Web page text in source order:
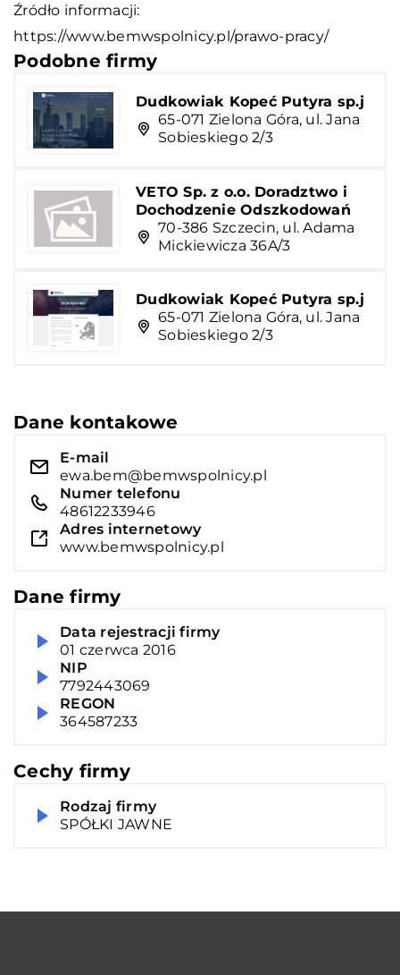
Źródło informacji:
https://www.bemwspolnicy.pl/prawo-pracy/
Podobne firmy
Dudkowiak Kopeć Putyra sp.j
65-071 Zielona Góra, ul. Jana
Sobieskiego 2/3
VETO Sp. z o.o. Doradztwo i
Dochodzenie Odszkodowań
70-386 Szczecin, ul. Adama
Mickiewicza 36A/3
Dudkowiak Kopeć Putyra sp.j
65-071 Zielona Góra, ul. Jana
Sobieskiego 2/3
Dane kontakowe
E-mail
ewa.bem@bemwspolnicy.pl
Numer telefonu
48612233946
Adres internetowy
www.bemwspolnicy.pl
Dane firmy
Data rejestracji firmy
01 czerwca 2016
NIP
7792443069
REGON
364587233
Cechy firmy
Rodzaj firmy
SPÓŁKI JAWNE